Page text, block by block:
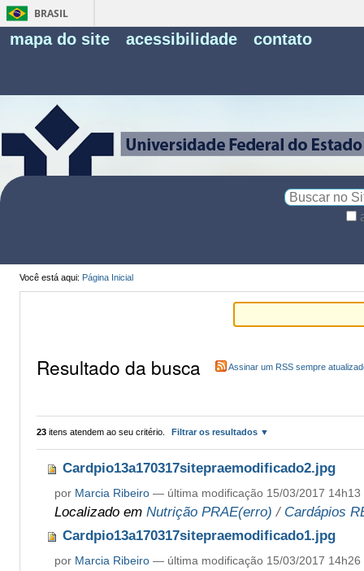
BRASIL
mapa do site acessibilidade contato
Você está aqui: Página Inicial
Resultado da busca Assinar um RSS sempre
23itens atendem ao seu critério. Filtrar os resultados
Cardpio13a170317sitepraemodificado2.jpg
por Marcia Ribeiro — última modificação 15/03/2017 14h13
Localizado em Nutrição PRAE(erro) / Cardápios
Cardpio13a170317sitepraemodificado1.jpg
por Marcia Ribeiro — última modificação 15/03/2017 14h26